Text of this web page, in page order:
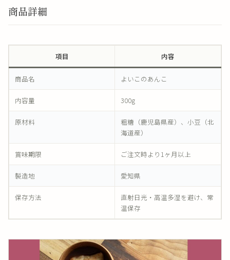
商品詳細
項目 内容
商品名 よいこのあんこ
内容量 300g
原材料
粗糖（鹿児島県産）、小豆（北
海道産）
賞味期限 ご注文時より1ヶ月以上
製造地 愛知県
保存方法
直射日光・高温多湿を避け、常
温保存